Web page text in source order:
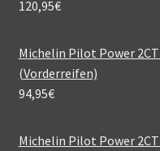
120,95€
Michelin Pilot Power 2CT
(Vorderreifen)
94,95€
Michelin Pilot Power 2CT